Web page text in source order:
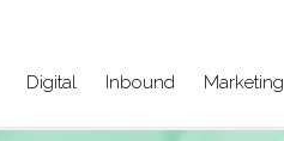
Digital Inbound Marketing